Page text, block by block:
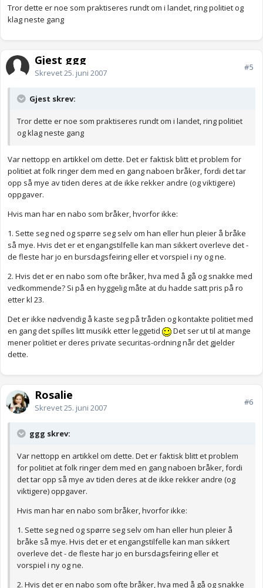
Tror dette er noe som praktiseres rundt om i landet, ring politiet og
klag neste gang
Gjest ggg
Skrevet25. juni 2007
#5
Gjest skrev:
Tror dette er noe som praktiseres rundt om i landet, ring politiet
og klag neste gang
Var nettopp en artikkel om dette. Det er faktisk blitt et problem for
politiet at folk ringer dem med en gang naboen bråker, fordi det tar
opp så mye av tiden deres at de ikke rekker andre (og viktigere)
oppgaver.
Hvis man har en nabo som bråker, hvorfor ikke:
1. Sette seg ned og spørre seg selv om han eller hun pleier å bråke
så mye. Hvis det er et engangstilfelle kan man sikkert overleve det -
de fleste har jo en bursdagsfeiring eller et vorspiel i ny og ne.
2. Hvis det er en nabo som ofte bråker, hva med å gå og snakke med
vedkommende? Si på en hyggelig måte at du hadde satt pris på ro
etter kl 23.
Det er ikke nødvendig å kaste seg på tråden og kontakte politiet med
en gang det spilles litt musikk etter leggetid
Det ser ut til at mange
mener politiet er deres private securitas-ordning når det gjelder
dette.
Rosalie
Skrevet25. juni 2007
#6
ggg skrev:
Var nettopp en artikkel om dette. Det er faktisk blitt et problem
for politiet at folk ringer dem med en gang naboen bråker, fordi
det tar opp så mye av tiden deres at de ikke rekker andre (og
viktigere) oppgaver.
Hvis man har en nabo som bråker, hvorfor ikke:
1. Sette seg ned og spørre seg selv om han eller hun pleier å
bråke så mye. Hvis det er et engangstilfelle kan man sikkert
overleve det - de fleste har jo en bursdagsfeiring eller et
vorspiel i ny og ne.
2. Hvis det er en nabo som ofte bråker, hva med å gå og snakke